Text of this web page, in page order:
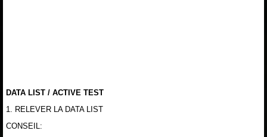
DATA LIST / ACTIVE TEST
1. RELEVER LA DATA LIST
CONSEIL: